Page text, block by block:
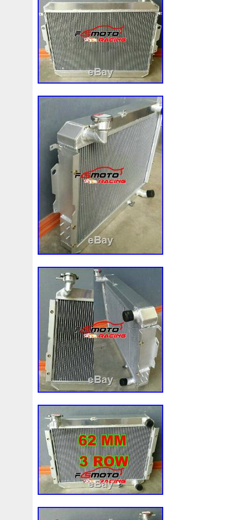
253802h600 253802y000 253803z
253862c000 256902u000 272105fw0a
2m413m4y07 2q0121203k 2q0121203m
318i 320i 325i 357820795j
3rangée 3rangées 3row 4-Rangée
47mm 4b0121251k 4c0121251aa
520d 520i 52mm
5q0121203g 5q0121205 5q0121205s
5q0121251hs 5row 5wa121203g
64mm 6527701e 68087367ab
6g918c607pe 6k0121207 6pcs
6r0965561a 70mm 73310fj003
7l0121203h 7l0121203k
7m3121203 7m3121253a
88460f4040 8c118c607bb
8mk376753661 8n0422885a
9017982a 92-98 921005115r
976063k780 97641h1601 98-05
A0995001803 A1035000155 A1155010401
A1685000193 A1695001803 A1695001893
A2025000093 A2033504008 A2035000054
A2049060212 A2115000593
A2205050388 A2465000049 A2465001303
A6281800310 A9015003600 A9400004
Accouplement Achet Achetez
Ae1680008671 Aeroline Afficheur
Aliments Alliage Allofiestaloc
Alumunum Amazing Ameliorations
An10 Animation Anti Antifreeze
Argent Arriere Arrivages Aspirateur